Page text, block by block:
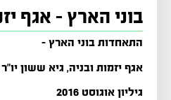
בוני הארץ – אגף
התאחדות בוני הארץ –
אגף יזמות ובניה, גיא ששון
גיליון אוגוסט 2016